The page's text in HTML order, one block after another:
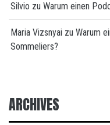
Silvio zu Warum einen
Maria Vizsnyai zu Warum
Sommeliers?
ARCHIVES